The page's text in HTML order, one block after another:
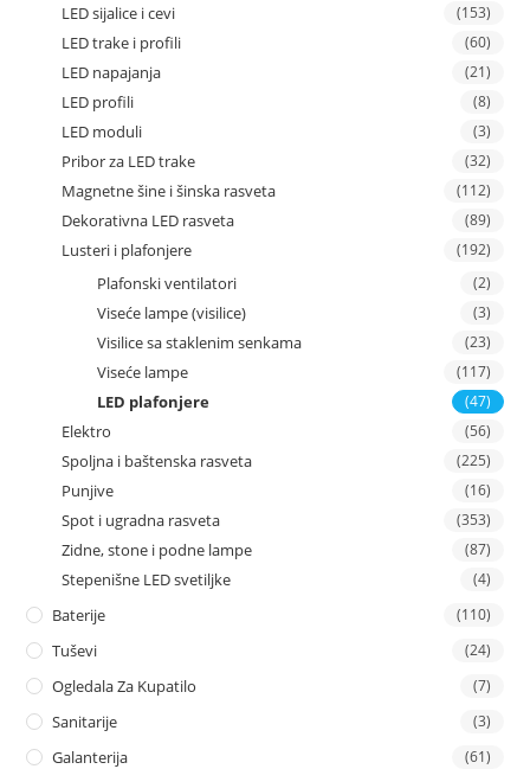
LED sijalice i cevi (153)
LED trake i profili (60)
LED napajanja (21)
LED profili (8)
LED moduli (3)
Pribor za LED trake (32)
Magnetne šine i šinska rasveta (112)
Dekorativna LED rasveta (89)
Lusteri i plafonjere (192)
Plafonski ventilatori (2)
Viseće lampe (visilice) (3)
Visilice sa staklenim senkama (23)
Viseće lampe (117)
LED plafonjere (47)
Elektro (56)
Spoljna i baštenska rasveta (225)
Punjive (16)
Spot i ugradna rasveta (353)
Zidne, stone i podne lampe (87)
Stepenišne LED svetiljke (4)
Baterije (110)
Tuševi (24)
Ogledala Za Kupatilo (7)
Sanitarije (3)
Galanterija (61)